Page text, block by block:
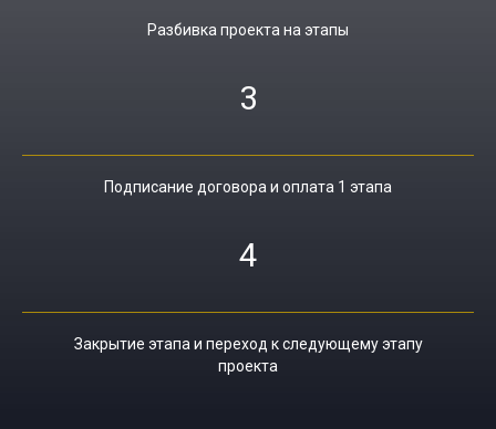
Разбивка проекта на этапы
3
Подписание договора и оплата 1 этапа
4
Закрытие этапа и переход к следующему этапу
проекта